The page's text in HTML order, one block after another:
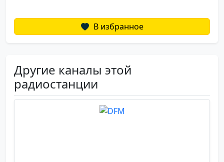
В избранное
Другие каналы этой
радиостанции